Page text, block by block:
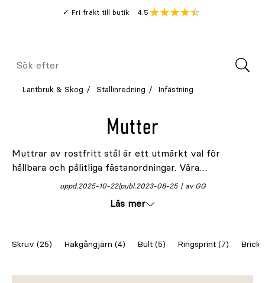
Fri frakt till butik
Genomsnitt
4.5
Meny
Sök
Lantbruk & Skog Stallinredning Infästning
Mutter
Muttrar av rostfritt stål är ett utmärkt val för
hållbara och pålitliga fästanordningar. Våra
sexkantsmuttrar är varmförzinkade, vilket ger ett
livslängd. Den rostfria stålkonstruktionen säkerställer
varmförzinkade ytan erbjuder extra hållbarhet under
tuffa förhållanden. Perfekta för både inomhus- och
publ.2023-08-25
uppd.2025-10-22 av GG
Läs mer
Skruv (25) Hakgångjärn (4) Bult (5) Ringsprint (7)